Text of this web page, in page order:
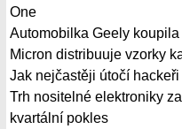
One
Automobilka Geely
Micron distribuuje vzorky
Jak nejčastěji útočí
Trh nositelné elektroniky
kvartální pokles